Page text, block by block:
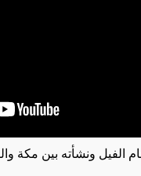
ونشأته بين مكة